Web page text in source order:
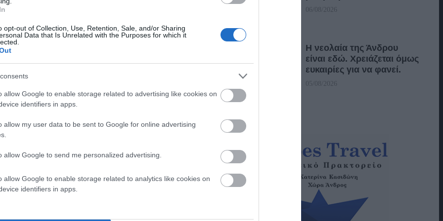
opt-out of Collection, Use, Retention, Sale, and/or Sharing
Data that Is Unrelated with the Purposes for which it
allow Google to enable storage related to advertising like cookies on
identifiers in apps.
allow my user data to be sent to Google for online advertising
allow Google to send me personalized advertising.
allow Google to enable storage related to analytics like cookies on
identifiers in apps.
παρέα του (4 άτομα) μπήκε στο 4χ4 του (τζιπ)
παραλία που ονειρεύονται οικολογούντες,
απάτητων μονοπατιών και λάτρεις των
πως ένα μέρος κάποιων χιλιομέτρων της
οι περισσότεροι ευκατάστατοι, οικολογούντες,
τζιπ. Κι αυτός όπως κι αυτοί ταξιδεύει με το τζιπ
06/08/2026
Η νεολαία της Άνδρου
είναι εδώ. Χρειάζεται όμως
ευκαιρίες για να φανεί.
05/08/2026